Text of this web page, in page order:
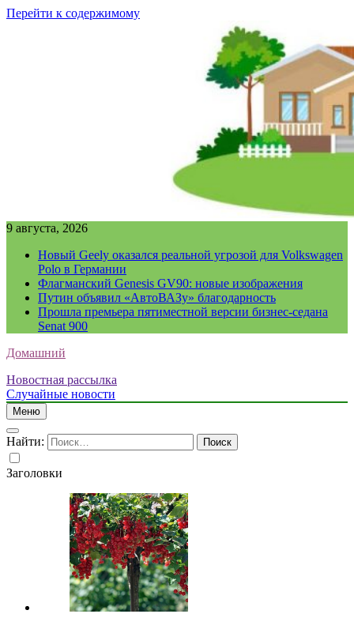
Перейти к содержимому
9 августа, 2026
Новый Geely оказался реальной угрозой для Volkswagen
Polo в Германии
Флагманский Genesis GV90: новые изображения
Путин объявил «АвтоВАЗу» благодарность
Прошла премьера пятиместной версии бизнес-седана
Senat 900
Домашний
Новостная рассылка
Случайные новости
Меню
Найти:
Заголовки